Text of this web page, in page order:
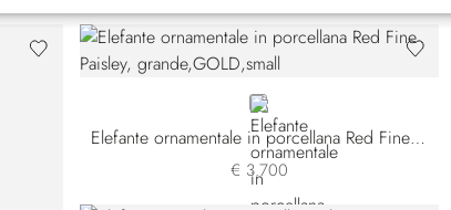
GOLD
Elefante ornamentale in porcellana Red Fine Paisley, grande
€ 3.700